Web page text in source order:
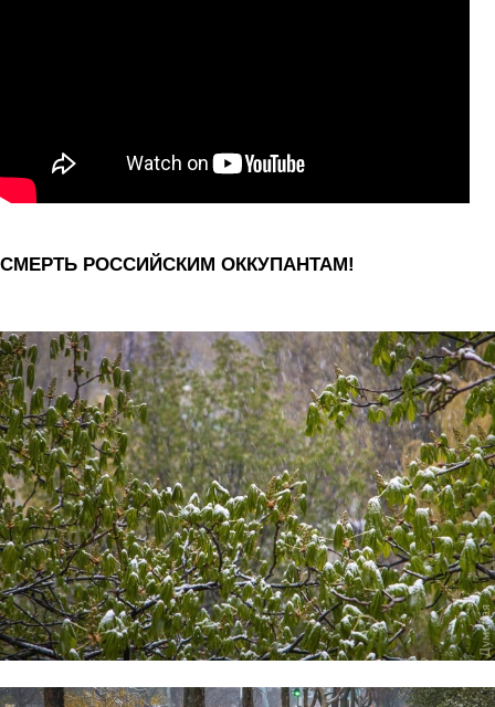
СМЕРТЬ РОССИЙСКИМ ОККУПАНТАМ!